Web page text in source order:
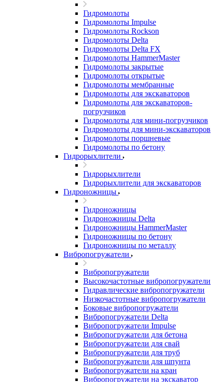
Гидромолоты
Гидромолоты Impulse
Гидромолоты Rockson
Гидромолоты Delta
Гидромолоты Delta FX
Гидромолоты HammerMaster
Гидромолоты закрытые
Гидромолоты открытые
Гидромолоты мембранные
Гидромолоты для экскаваторов
Гидромолоты для экскаваторов-
погрузчиков
Гидромолоты для мини-погрузчиков
Гидромолоты для мини-экскаваторов
Гидромолоты поршневые
Гидромолоты по бетону
Гидрорыхлители
Гидрорыхлители
Гидрорыхлители для экскаваторов
Гидроножницы
Гидроножницы
Гидроножницы Delta
Гидроножницы HammerMaster
Гидроножницы по бетону
Гидроножницы по металлу
Вибропогружатели
Вибропогружатели
Высокочастотные вибропогружатели
Гидравлические вибропогружатели
Низкочастотные вибропогружатели
Боковые вибропогружатели
Вибропогружатели Delta
Вибропогружатели Impulse
Вибропогружатели для бетона
Вибропогружатели для свай
Вибропогружатели для труб
Вибропогружатели для шпунта
Вибропогружатели на кран
Вибропогружатели на экскаватор